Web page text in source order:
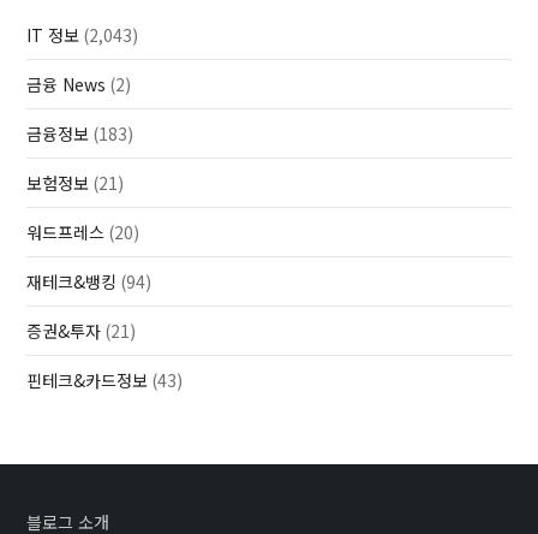
IT 정보 (2,043)
금융 News (2)
금융정보 (183)
보험정보 (21)
워드프레스 (20)
재테크&뱅킹 (94)
증권&투자 (21)
핀테크&카드정보 (43)
블로그 소개